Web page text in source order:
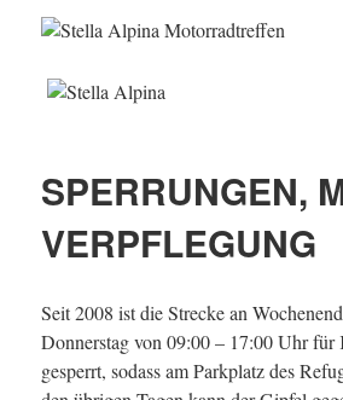
SPERRUNGEN,
VERPFLEGUNG
Seit 2008 ist die Strecke an
Donnerstag von 09:00 – 17:00 Uhr für
gesperrt, sodass am Parkplatz des